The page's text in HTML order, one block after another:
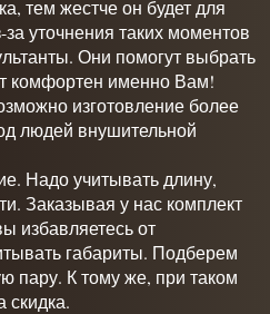
тем жестче он будет для
уточнения таких моментов
Они помогут выбрать
комфортен именно Вам!
изготовление более
людей внушительной
Надо учитывать длину,
Заказывая у нас комплект
избавляетесь от
габариты. Подберем
пару. К тому же, при таком
скидка.